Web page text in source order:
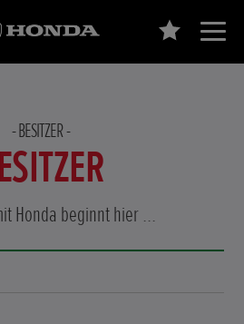
BESITZER
Honda beginnt hier ...